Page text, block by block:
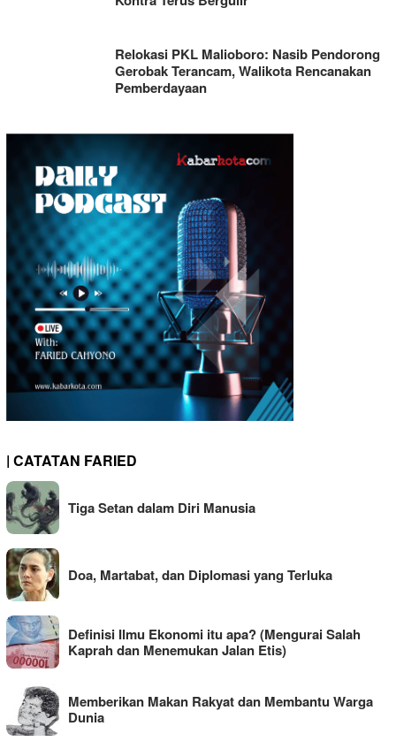
Relokasi PKL Malioboro: Nasib Pendorong
Gerobak Terancam, Walikota Rencanakan
Pemberdayaan
| CATATAN FARIED
Tiga Setan dalam Diri Manusia
Doa, Martabat, dan Diplomasi yang Terluka
Definisi Ilmu Ekonomi itu apa? (Mengurai Salah
Kaprah dan Menemukan Jalan Etis)
Memberikan Makan Rakyat dan Membantu Warga
Dunia